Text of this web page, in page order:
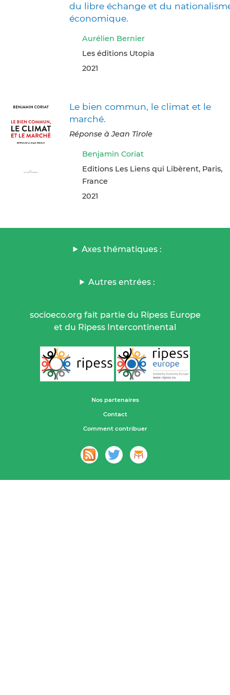
du libre échange et du
économique.
Aurélien Bernier
Les éditions Utopia
2021
Le bien commun, le climat et le
marché.
Réponse à Jean Tirole
Benjamin Coriat
Editions Les Liens qui Libèrent, Paris,
France
2021
Axes thématiques :
Autres entrées :
socioeco.org fait partie du Ripess Europe
et du Ripess Intercontinental
Nos partenaires
Contact
Comment contribuer